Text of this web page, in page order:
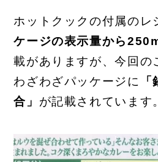
ホットクックの付属のレ
ケージの表示量から
載がありますが、今回の
わざわざパッケージに
合」 が記載されています